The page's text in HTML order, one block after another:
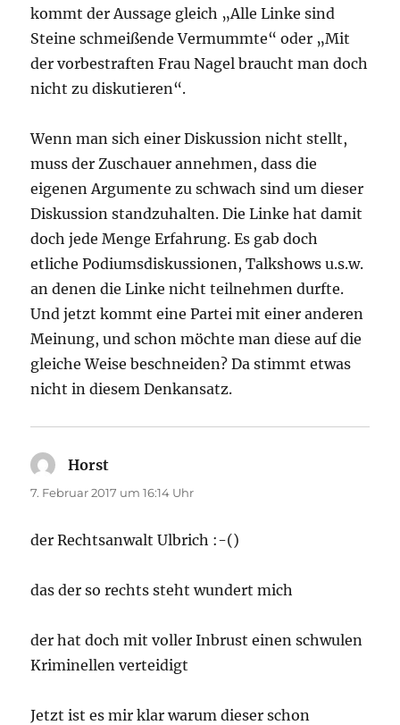
kommt der Aussage gleich „Alle Linke sind
Steine schmeißende Vermummte“ oder „Mit
der vorbestraften Frau Nagel braucht man doch
nicht zu diskutieren“.
Wenn man sich einer Diskussion nicht stellt,
muss der Zuschauer annehmen, dass die
eigenen Argumente zu schwach sind um dieser
Diskussion standzuhalten. Die Linke hat damit
doch jede Menge Erfahrung. Es gab doch
etliche Podiumsdiskussionen, Talkshows u.s.w.
an denen die Linke nicht teilnehmen durfte.
Und jetzt kommt eine Partei mit einer anderen
Meinung, und schon möchte man diese auf die
gleiche Weise beschneiden? Da stimmt etwas
nicht in diesem Denkansatz.
Horst
7. Februar 2017 um 16:14 Uhr
der Rechtsanwalt Ulbrich :-()
das der so rechts steht wundert mich
der hat doch mit voller Inbrust einen schwulen
Kriminellen verteidigt
Jetzt ist es mir klar warum dieser schon